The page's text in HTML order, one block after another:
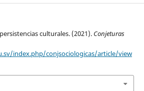
culturales. (2021). Conjeturas
index.php/conjsociologicas/article/view